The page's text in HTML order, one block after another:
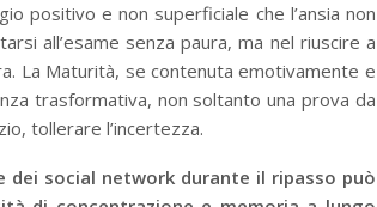
positivo e non superficiale che l’ansia non
all’esame senza paura, ma nel riuscire a
La Maturità, se contenuta emotivamente e
trasformativa, non soltanto una prova da
tollerare l’incertezza.
social network durante il ripasso può